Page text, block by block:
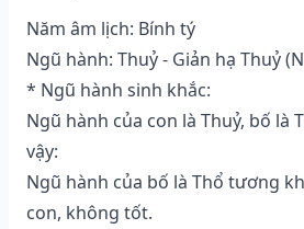
Năm âm lịch: Bính tý
Ngũ hành: Thuỷ - Giản hạ Thuỷ
* Ngũ hành sinh khắc:
Ngũ hành của con là Thuỷ, bố là
vậy:
Ngũ hành của bố là Thổ tương
con, không tốt.